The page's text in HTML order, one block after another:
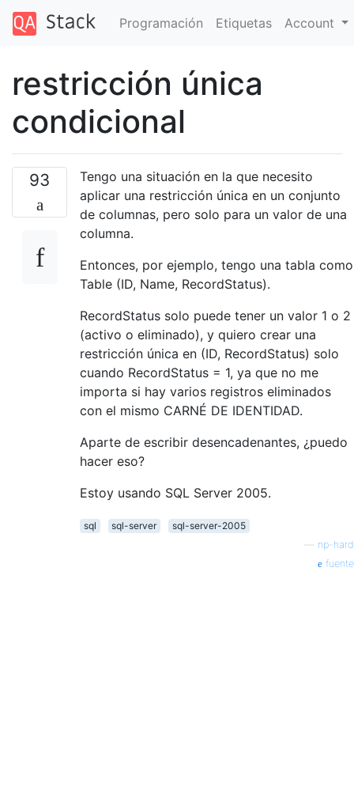
Programación Etiquetas Account
restricción única
condicional
93
Tengo una situación en la que necesito
aplicar una restricción única en un conjunto
de columnas, pero solo para un valor de una
columna.
Entonces, por ejemplo, tengo una tabla como
Table (ID, Name, RecordStatus).
RecordStatus solo puede tener un valor 1 o 2
(activo o eliminado), y quiero crear una
restricción única en (ID, RecordStatus) solo
cuando RecordStatus = 1, ya que no me
importa si hay varios registros eliminados
con el mismo CARNÉ DE IDENTIDAD.
Aparte de escribir desencadenantes, ¿puedo
hacer eso?
Estoy usando SQL Server 2005.
sql sql-server
sql-server-2005
np-hard
fuente